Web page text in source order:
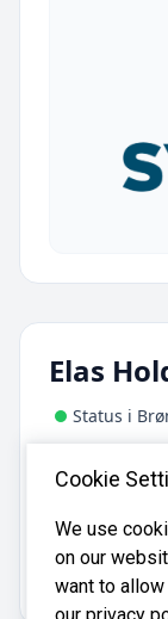
Elas
Status i
Elas Holding
med
Cookie
We use
on our
want to